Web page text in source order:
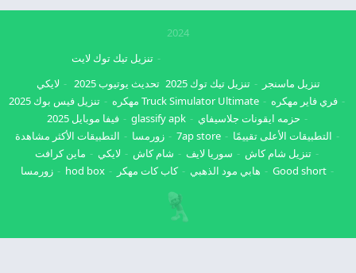
2024
تنزيل ماسنجر تنزيل تيك توك 2025
تنزيل تيك توك لايت
تحديث يوتيوب 2025
لايكي
فري فاير مهكره
Truck Simulator Ultimate مهكره
تنزيل فيس بوك 2025
حزمه ايقونات جلاسيفاي
glassify apk
فيفا موبايل 2025
التطبيقات الأعلى تقييمًا
7ap store زورمسا
التطبيقات الأكثر مشاهدة
تنزيل شام كاش
سوريا لايف شام كاش لايكي
ماين كرافت
Good short
هابي مود الذهبي كاب كات مهكر hod box زورمسا